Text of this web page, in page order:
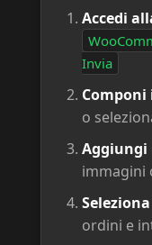
Accedi
Invia
Componi
o
Aggiungi
immagini
ordini e